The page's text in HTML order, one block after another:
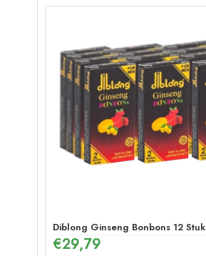
Diblong Ginseng Bonbons 12
€29,79